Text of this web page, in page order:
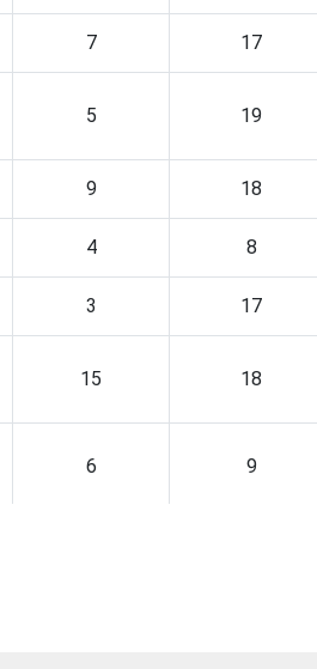
7 17
5 19
9 18
4 8
3 17
15 18
6 9